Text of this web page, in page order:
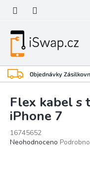
obsah
Objednávky
Flex kabel s
iPhone 7
16745652
Průměrné
Neohodnoceno